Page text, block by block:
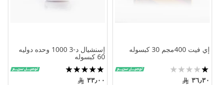
إي فيت 400مجم 30 كبسوله
تقييم:
20%
٣٦٫٣٠
إسنشيال د-3 1000 وحده دوليه
60 كبسوله
تقييم:
100%
٣٣٫٠٠